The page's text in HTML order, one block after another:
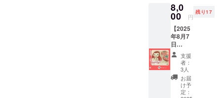
しレト
ロおも
ちゃ＆
お礼＆
活動報
告メー
ルのリ
ターン
プラン
です♪
8,0
00 円
残り17
【2025
年8月7
日
（木）
10時~開
催 独自
新開
発！琉
球漆喰
支援
者：
3人
お届
け予
定：